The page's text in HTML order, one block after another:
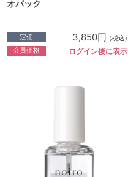
オパック
定価 3,850円 (税込)
会員価格 ログイン後に表示